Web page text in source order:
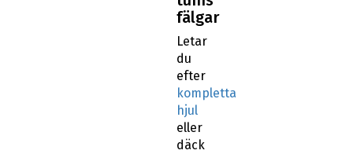
fälgar
Letar
du
efter
kompletta
hjul
eller
däck